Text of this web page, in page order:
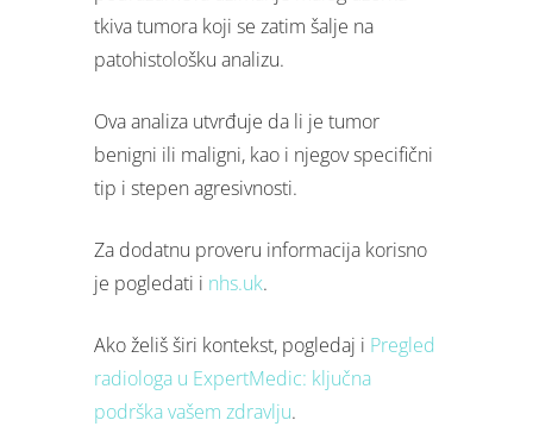
tkiva tumora koji se zatim šalje na
patohistološku analizu.
Ova analiza utvrđuje da li je tumor
benigni ili maligni, kao i njegov specifični
tip i stepen agresivnosti.
Za dodatnu proveru informacija korisno
je pogledati i nhs.uk.
Ako želiš širi kontekst, pogledaj i Pregled
radiologa u ExpertMedic: ključna
podrška vašem zdravlju.